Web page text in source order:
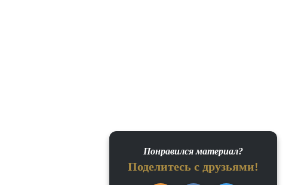
Понравился материал?
Поделитесь с друзьями!